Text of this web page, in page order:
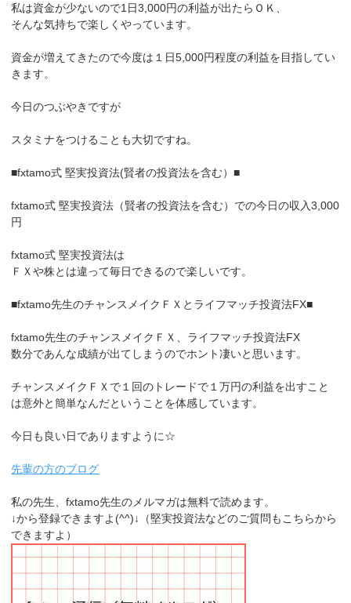
私は資金が少ないので1日3,000円の利益が出たらＯＫ、
そんな気持ちで楽しくやっています。
資金が増えてきたので今度は１日5,000円程度の利益を目指してい
きます。
今日のつぶやきですが
スタミナをつけることも大切ですね。
■fxtamo式 堅実投資法(賢者の投資法を含む）■
fxtamo式 堅実投資法（賢者の投資法を含む）での今日の収入3,000
円
fxtamo式 堅実投資法は
ＦＸや株とは違って毎日できるので楽しいです。
■fxtamo先生のチャンスメイクＦＸとライフマッチ投資法FX■
fxtamo先生のチャンスメイクＦＸ、ライフマッチ投資法FX
数分であんな成績が出てしまうのでホント凄いと思います。
チャンスメイクＦＸで１回のトレードで１万円の利益を出すこと
は意外と簡単なんだということを体感しています。
今日も良い日でありますように☆
先輩の方のブログ
私の先生、fxtamo先生のメルマガは無料で読めます。
↓から登録できますよ(^^)↓（堅実投資法などのご質問もこちらから
できますよ）